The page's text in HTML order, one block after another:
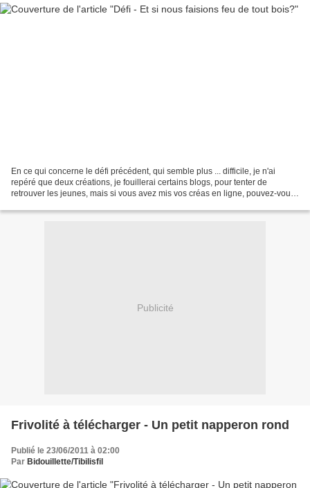
En ce qui concerne le défi précédent, qui semble plus ... difficile, je n'ai
repéré que deux créations, je fouillerai certains blogs, pour tenter de
retrouver les jeunes, mais si vous avez mis vos créas en ligne, pouvez-vous
Publicité
Frivolité à télécharger - Un petit napperon rond
Publié le 23/06/2011 à 02:00
Par Bidouillette/Tibilisfil